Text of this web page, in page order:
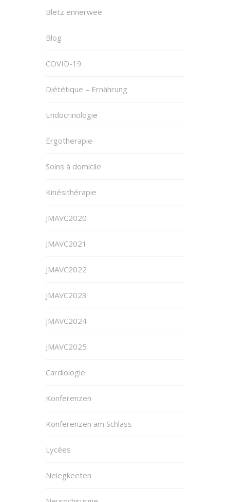
Blëtz ënnerwee
Blog
COVID-19
Diététique – Ernährung
Endocrinologie
Ergotherapie
Soins à domicile
Kinésithérapie
JMAVC2020
JMAVC2021
JMAVC2022
JMAVC2023
JMAVC2024
JMAVC2025
Cardiologie
Konferenzen
Konferenzen am Schlass
Lycées
Neiegkeeten